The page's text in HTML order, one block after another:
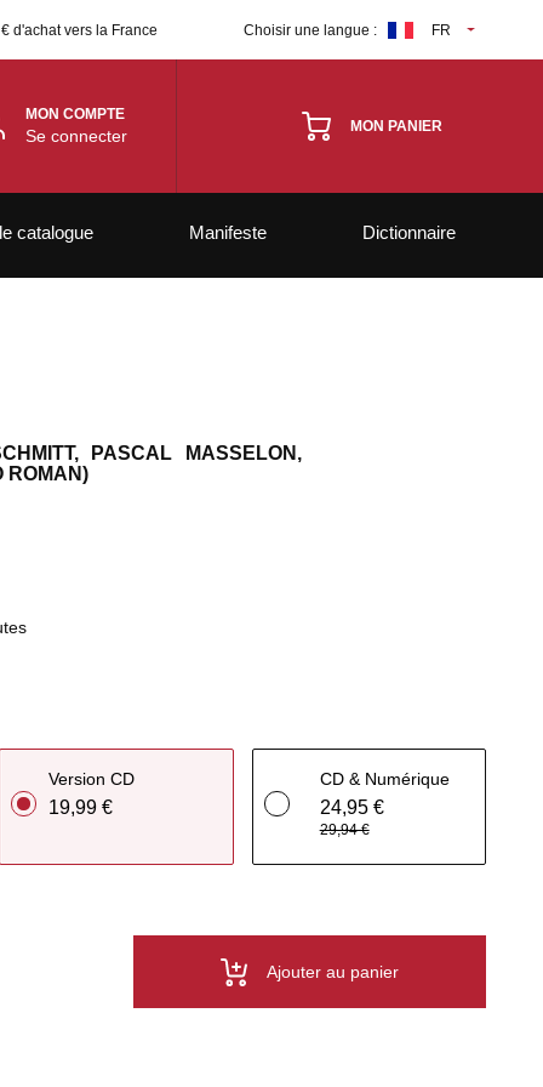
d'achat vers la France Choisir une langue : FR
MON COMPTE
Se connecter MON PANIER
catalogue Manifeste Dictionnaire
PASCAL MASSELON,
ROMAN)
Version CD
19,99 €
CD & Numérique
24,95 €
29,94 €
Ajouter au panier